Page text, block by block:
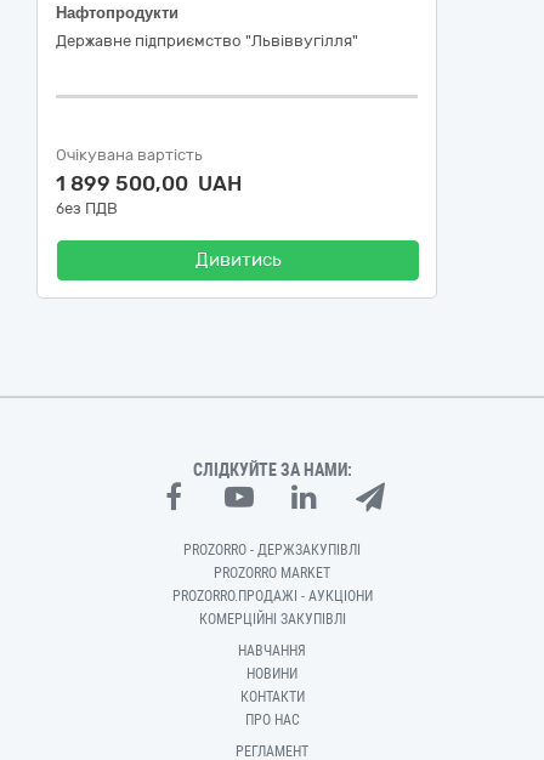
Нафтопродукти
Державне підприємство "Львіввугілля"
Очікувана вартість
1 899 500,00 UAH
без ПДВ
Дивитись
СЛІДКУЙТЕ ЗА НАМИ:
PROZORRO - ДЕРЖЗАКУПІВЛІ
PROZORRO MARKET
PROZORRO.ПРОДАЖІ - АУКЦІОНИ
КОМЕРЦІЙНІ ЗАКУПІВЛІ
НАВЧАННЯ
НОВИНИ
КОНТАКТИ
ПРО НАС
РЕГЛАМЕНТ